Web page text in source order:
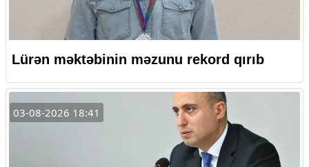
Lürən məktəbinin məzunu rekord qırıb
03-08-2026 18:41